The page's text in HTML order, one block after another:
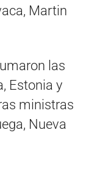
Martin
las
Estonia y
ministras
Nueva